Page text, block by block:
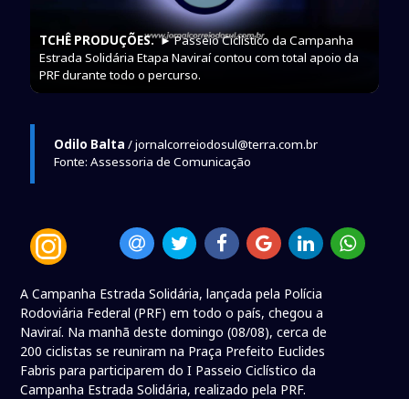
TCHÊ PRODUÇÕES.► Passeio Ciclístico da Campanha
Estrada Solidária Etapa Naviraí contou com total apoio da
PRF durante todo o percurso.
Odilo Balta / jornalcorreiodosul@terra.com.br
Fonte: Assessoria de Comunicação
A Campanha Estrada Solidária, lançada pela Polícia
Rodoviária Federal (PRF) em todo o país, chegou a
Naviraí. Na manhã deste domingo (08/08), cerca de
200 ciclistas se reuniram na Praça Prefeito Euclides
Fabris para participarem do I Passeio Ciclístico da
Campanha Estrada Solidária, realizado pela PRF.